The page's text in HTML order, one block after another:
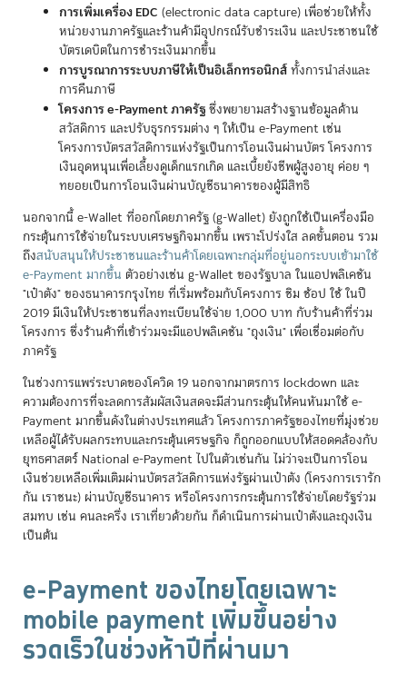
การเพิ่มเครื่อง EDC (electronic data capture) เพื่อช่วยให้ทั้ง
หน่วยงานภาครัฐและร้านค้ามีอุปกรณ์รับชำระเงิน และประชาชนใช้
บัตรเดบิตในการชำระเงินมากขึ้น
การบูรณาการระบบภาษีให้เป็นอิเล็กทรอนิกส์ทั้งการนำส่งและ
การคืนภาษี
โครงการ e-Payment ภาครัฐซึ่งพยายามสร้างฐานข้อมูลด้าน
สวัสดิการ และปรับธุรกรรมต่าง ๆ ให้เป็น e-Payment เช่น
โครงการบัตรสวัสดิการแห่งรัฐเป็นการโอนเงินผ่านบัตร โครงการ
เงินอุดหนุนเพื่อเลี้ยงดูเด็กแรกเกิด และเบี้ยยังชีพผู้สูงอายุ ค่อย ๆ
ทยอยเป็นการโอนเงินผ่านบัญชีธนาคารของผู้มีสิทธิ
นอกจากนี้ e-Wallet ที่ออกโดยภาครัฐ (g-Wallet) ยังถูกใช้เป็นเครื่องมือ
กระตุ้นการใช้จ่ายในระบบเศรษฐกิจมากขึ้น เพราะโปร่งใส ลดขั้นตอน รวม
ถึงสนับสนุนให้ประชาชนและร้านค้าโดยเฉพาะกลุ่มที่อยู่นอกระบบเข้ามาใช้
e-Payment มากขึ้น ตัวอย่างเช่น g-Wallet ของรัฐบาล ในแอปพลิเคชัน
"เป๋าตัง" ของธนาคารกรุงไทย ที่เริ่มพร้อมกับโครงการ ชิม ช้อป ใช้ ในปี
2019 มีเงินให้ประชาชนที่ลงทะเบียนใช้จ่าย 1,000 บาท กับร้านค้าที่ร่วม
โครงการ ซึ่งร้านค้าที่เข้าร่วมจะมีแอปพลิเคชัน "ถุงเงิน" เพื่อเชื่อมต่อกับ
ภาครัฐ
ในช่วงการแพร่ระบาดของโควิด 19 นอกจากมาตรการ lockdown และ
ความต้องการที่จะลดการสัมผัสเงินสดจะมีส่วนกระตุ้นให้คนหันมาใช้ e-
Payment มากขึ้นดังในต่างประเทศแล้ว โครงการภาครัฐของไทยที่มุ่งช่วย
เหลือผู้ได้รับผลกระทบและกระตุ้นเศรษฐกิจ ก็ถูกออกแบบให้สอดคล้องกับ
ยุทธศาสตร์ National e-Payment ไปในตัวเช่นกัน ไม่ว่าจะเป็นการโอน
เงินช่วยเหลือเพิ่มเติมผ่านบัตรสวัสดิการแห่งรัฐผ่านเป๋าตัง (โครงการเรารัก
กัน เราชนะ) ผ่านบัญชีธนาคาร หรือโครงการกระตุ้นการใช้จ่ายโดยรัฐร่วม
สมทบ เช่น คนละครึ่ง เราเที่ยวด้วยกัน ก็ดำเนินการผ่านเป๋าตังและถุงเงิน
เป็นต้น
e-Payment ของไทยโดยเฉพาะ
mobile payment เพิ่มขึ้นอย่าง
รวดเร็วในช่วงห้าปีที่ผ่านมา